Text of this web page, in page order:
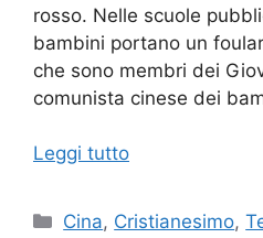
rosso. Nelle scuole
bambini portano un
che sono membri dei
comunista cinese dei
Leggi tutto
Categorie
Cina, Cristianesimo,